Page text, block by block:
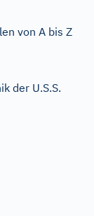
von A bis Z
der U.S.S.